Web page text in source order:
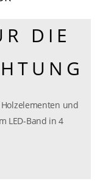
DIE
und
LED-Band in 4